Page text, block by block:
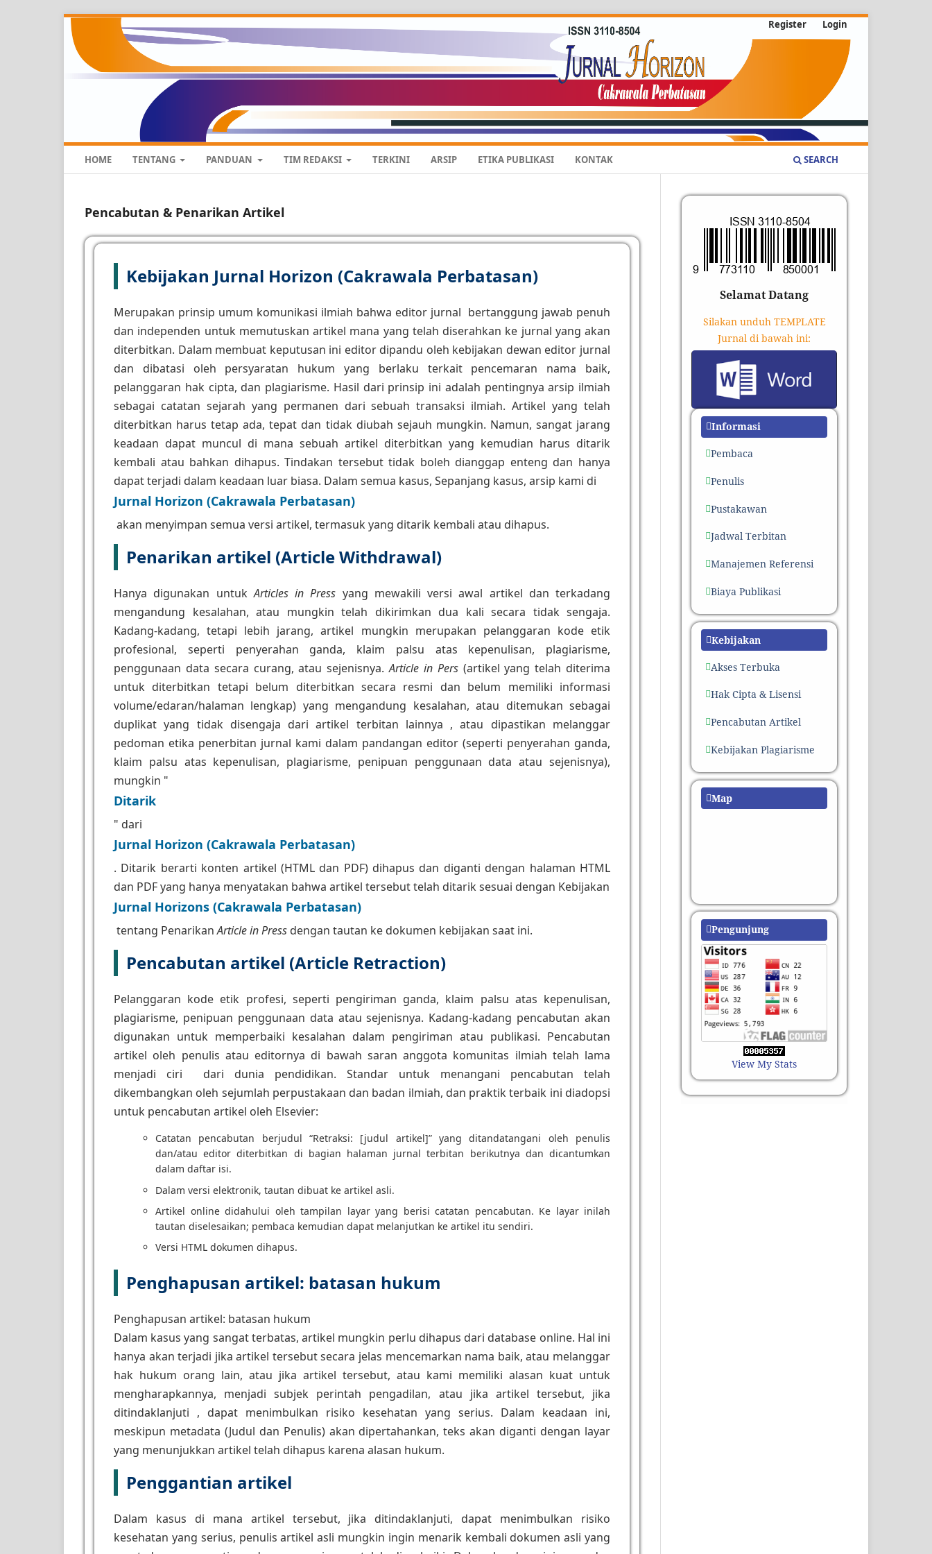
HOME TENTANG PANDUAN TIM REDAKSI TERKINI ARSIP ETIKA PUBLIKASI KONTAK SEARCH
Register Login
Pencabutan & Penarikan Artikel
Kebijakan Jurnal Horizon (Cakrawala Perbatasan)
Merupakan prinsip umum komunikasi ilmiah bahwa editor jurnal bertanggung jawab penuh
dan independen untuk memutuskan artikel mana yang telah diserahkan ke jurnal yang akan
diterbitkan. Dalam membuat keputusan ini editor dipandu oleh kebijakan dewan editor jurnal
dan dibatasi oleh persyaratan hukum yang berlaku terkait pencemaran nama baik,
pelanggaran hak cipta, dan plagiarisme. Hasil dari prinsip ini adalah pentingnya arsip ilmiah
sebagai catatan sejarah yang permanen dari sebuah transaksi ilmiah. Artikel yang telah
diterbitkan harus tetap ada, tepat dan tidak diubah sejauh mungkin. Namun, sangat jarang
keadaan dapat muncul di mana sebuah artikel diterbitkan yang kemudian harus ditarik
kembali atau bahkan dihapus. Tindakan tersebut tidak boleh dianggap enteng dan hanya
dapat terjadi dalam keadaan luar biasa. Dalam semua kasus, Sepanjang kasus, arsip kami di
Jurnal Horizon (Cakrawala Perbatasan)
akan menyimpan semua versi artikel, termasuk yang ditarik kembali atau dihapus.
Penarikan artikel (Article Withdrawal)
Hanya digunakan untukArticles in Press yang mewakili versi awal artikel dan terkadang
mengandung kesalahan, atau mungkin telah dikirimkan dua kali secara tidak sengaja.
Kadang-kadang, tetapi lebih jarang, artikel mungkin merupakan pelanggaran kode etik
profesional, seperti penyerahan ganda, klaim palsu atas kepenulisan, plagiarisme,
penggunaan data secara curang, atau sejenisnya.Article in Pers(artikel yang telah diterima
untuk diterbitkan tetapi belum diterbitkan secara resmi dan belum memiliki informasi
volume/edaran/halaman lengkap) yang mengandung kesalahan, atau ditemukan sebagai
duplikat yang tidak disengaja dari artikel terbitan lainnya , atau dipastikan melanggar
pedoman etika penerbitan jurnal kami dalam pandangan editor (seperti penyerahan ganda,
klaim palsu atas kepenulisan, plagiarisme, penipuan penggunaan data atau sejenisnya),
mungkin "
Ditarik
" dari
Jurnal Horizon (Cakrawala Perbatasan)
. Ditarik berarti konten artikel (HTML dan PDF) dihapus dan diganti dengan halaman HTML
dan PDF yang hanya menyatakan bahwa artikel tersebut telah ditarik sesuai dengan Kebijakan
Jurnal Horizons (Cakrawala Perbatasan)
tentang PenarikanArticle in Press dengan tautan ke dokumen kebijakan saat ini.
Pencabutan artikel (Article Retraction)
Pelanggaran kode etik profesi, seperti pengiriman ganda, klaim palsu atas kepenulisan,
plagiarisme, penipuan penggunaan data atau sejenisnya. Kadang-kadang pencabutan akan
digunakan untuk memperbaiki kesalahan dalam pengiriman atau publikasi. Pencabutan
artikel oleh penulis atau editornya di bawah saran anggota komunitas ilmiah telah lama
menjadi ciri dari dunia pendidikan. Standar untuk menangani pencabutan telah
dikembangkan oleh sejumlah perpustakaan dan badan ilmiah, dan praktik terbaik ini diadopsi
untuk pencabutan artikel oleh Elsevier:
Catatan pencabutan berjudul “Retraksi: [judul artikel]” yang ditandatangani oleh penulis
dan/atau editor diterbitkan di bagian halaman jurnal terbitan berikutnya dan dicantumkan
dalam daftar isi.
Dalam versi elektronik, tautan dibuat ke artikel asli.
Artikel online didahului oleh tampilan layar yang berisi catatan pencabutan. Ke layar inilah
tautan diselesaikan; pembaca kemudian dapat melanjutkan ke artikel itu sendiri.
Versi HTML dokumen dihapus.
Penghapusan artikel: batasan hukum
Penghapusan artikel: batasan hukum
Dalam kasus yang sangat terbatas, artikel mungkin perlu dihapus dari database online. Hal ini
hanya akan terjadi jika artikel tersebut secara jelas mencemarkan nama baik, atau melanggar
hak hukum orang lain, atau jika artikel tersebut, atau kami memiliki alasan kuat untuk
mengharapkannya, menjadi subjek perintah pengadilan, atau jika artikel tersebut, jika
ditindaklanjuti , dapat menimbulkan risiko kesehatan yang serius. Dalam keadaan ini,
meskipun metadata (Judul dan Penulis) akan dipertahankan, teks akan diganti dengan layar
yang menunjukkan artikel telah dihapus karena alasan hukum.
Penggantian artikel
Dalam kasus di mana artikel tersebut, jika ditindaklanjuti, dapat menimbulkan risiko
kesehatan yang serius, penulis artikel asli mungkin ingin menarik kembali dokumen asli yang
Selamat Datang
Silakan unduh TEMPLATE
Jurnal di bawah ini:
Informasi
Pembaca
Penulis
Pustakawan
Jadwal Terbitan
Manajemen Referensi
Biaya Publikasi
Kebijakan
Akses Terbuka
Hak Cipta & Lisensi
Pencabutan Artikel
Kebijakan Plagiarisme
Map
Pengunjung
View My Stats